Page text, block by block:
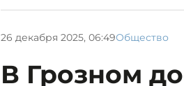
26 декабря 2025, 06:49Общество
В Грозном